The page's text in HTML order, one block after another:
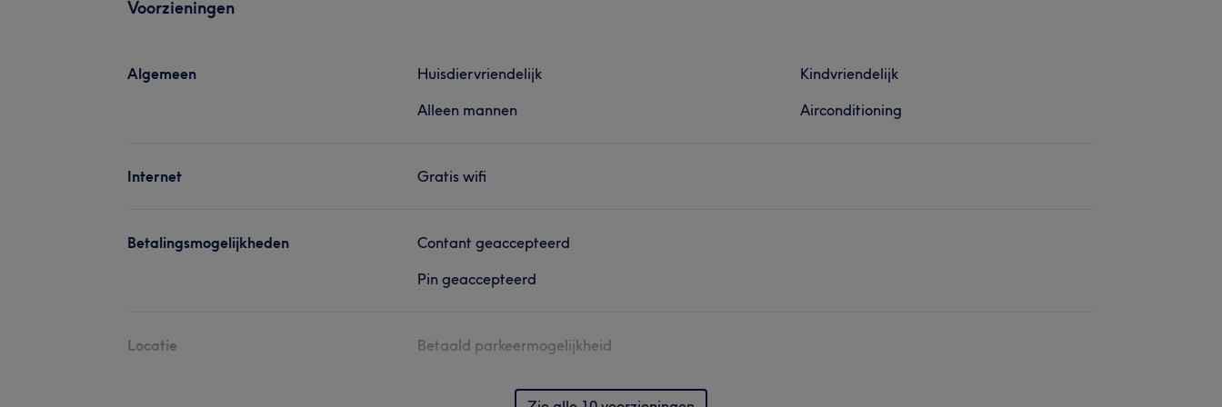
Voorzieningen
Algemeen
Huisdiervriendelijk
Alleen mannen
Kindvriendelijk
Airconditioning
Internet Gratis wifi
Betalingsmogelijkheden
Contant geaccepteerd
Pin geaccepteerd
Locatie Betaald parkeermogelijkheid